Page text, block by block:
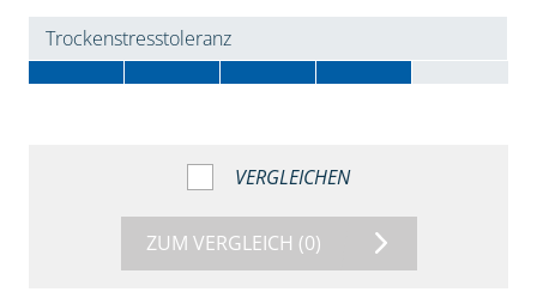
Trockenstresstoleranz
VERGLEICHEN
ZUM VERGLEICH (0)